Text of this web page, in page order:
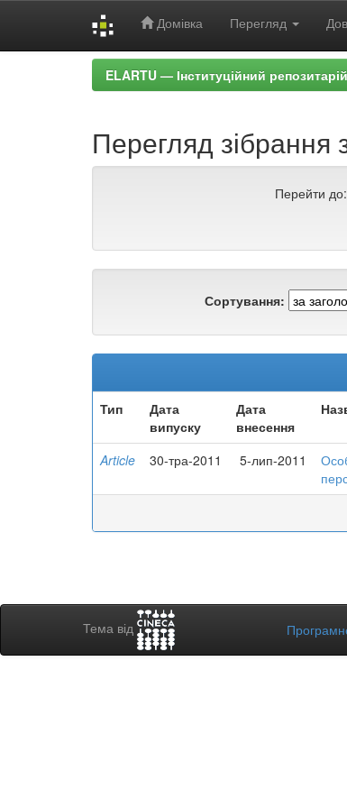
Домівка Перегляд
ELARTU — Інституційний
Перегляд
Перейти до:
Сортування:
Тип
Дата
випуску
Дата
внесення
Article 30-тра-2011 5-лип-2011
Тема від